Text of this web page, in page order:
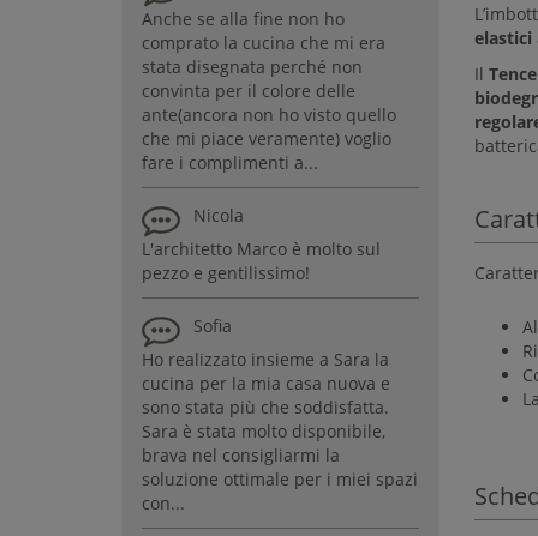
elastici
Il
Anche se alla fine non ho
comprato la cucina che mi era
stata disegnata perché non
convinta per il colore delle
ante(ancora non ho visto quello
che mi piace veramente) voglio
fare i complimenti a...
Nicola
L'architetto Marco è molto sul
pezzo e gentilissimo!
Sofia
Ho realizzato insieme a Sara la
cucina per la mia casa nuova e
sono stata più che soddisfatta.
Sara è stata molto disponibile,
brava nel consigliarmi la
soluzione ottimale per i miei spazi
con...